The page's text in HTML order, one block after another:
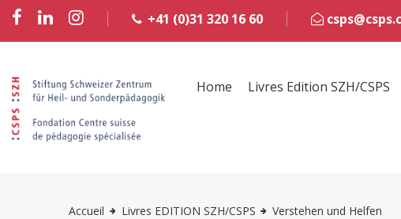
+41 (0)31 320 16 60
Home Livres Edition SZH/CSPS
Accueil Livres EDITION SZH/CSPS Verstehen und Helfen